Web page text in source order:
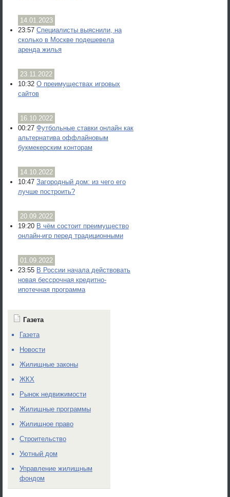
14.01.2023
23:57 Специалисты выяснили, на
сколько в Москве подешевела
аренда жилья
23.11.2022
10:32 О преимуществах игровых
сайтов
16.10.2022
00:27 Футбольные ставки онлайн как
альтернатива оффлайновым
букмекерским конторам
14.10.2022
10:47 Загородный дом: из чего его
лучше построить?
20.09.2022
19:20 В чём состоит преимущество
онлайн-игр перед традиционными
01.09.2022
23:55 В России начала действовать
новая бессрочная кредитно-
ипотечная программа
Газета
Газета
Новости
Жилищные законы
ЖКХ
Рынок недвижимости
Жилищные программы
Жилищное право
Строительство
Уютный дом
Управление жилищным
фондом